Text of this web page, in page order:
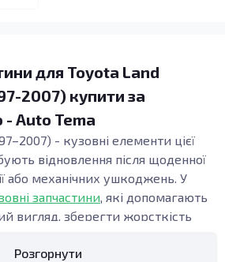
для Toyota Land
2007) купити за
- Auto Tema
- кузовні елементи цієї
відновлення після щоденної
або механічних ушкоджень. У
запчастини, які допомагають
вигляд, зберегти жорсткість
час ремонту кузова, адже від неї
Розгорнути